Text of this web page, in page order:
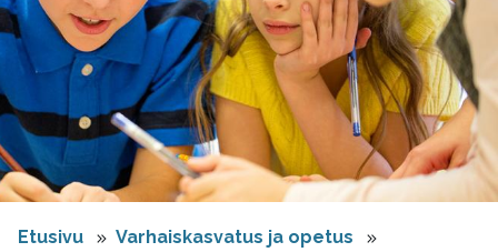
Etusivu
Varhaiskasvatus ja opetus